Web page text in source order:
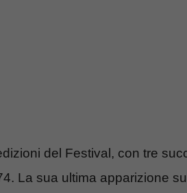
del Festival, con tre
La sua ultima apparizione